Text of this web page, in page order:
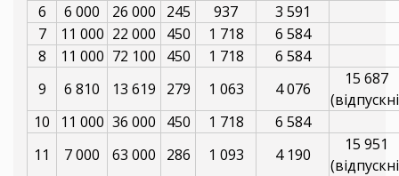
6
6 000 26 000 245 937
3 591
7
11 000 22 000 450 1 718
6 584
8
11 000 72 100 450 1 718
6 584
9
6 810 13 619 279 1 063 4 076
15 687
10
11 000 36 000 450 1 718
6 584
11
7 000 63 000 286 1 093 4 190
15 951